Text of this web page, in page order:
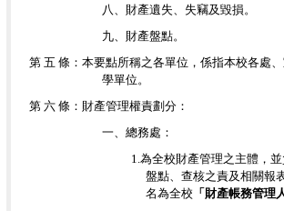
八、財產遺失、失竊及毀損。
九、財產盤點。
第 五 條：本要點所稱之各單位，係指本校各處
學單位。
第 六 條：財產管理權責劃分：
一、總務處：
1. 為全校財產管理之主體，
盤點、查核之責及相關報
名為全校 「財產帳務管理